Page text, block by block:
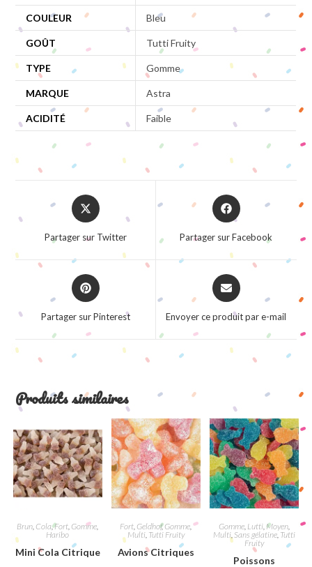
COULEUR Bleu
GOÛT Tutti Fruity
TYPE Gomme
MARQUE Astra
ACIDITÉ Faible
Opens
in
new
window
Partager sur Twitter
Opens
in
window
Partager sur Facebook
Opens
in
window
Partager sur Pinterest
Opens
in
new
Envoyer ce produit par e-mail
Produits similaires
Brun Cola,Fort Gomme
Haribo
Mini Cola Citrique
Fort Geldhof,Gomme
Multi, Tutti Fruity
Avions Citriques
Gomme Lutti Moyen
Multi Sans gélatine, Tutti
Fruity
Poissons